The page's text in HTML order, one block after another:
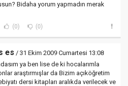
Bidaha yorum yapmadın merak
(0) (0)
es / 31 Ekim 2009 Cumartesi 13:08
ya ben lise de ki hocalarımla
araştırmışlar da Bizim açıköğretim
dersi kitapları aralıkda verilecek ve